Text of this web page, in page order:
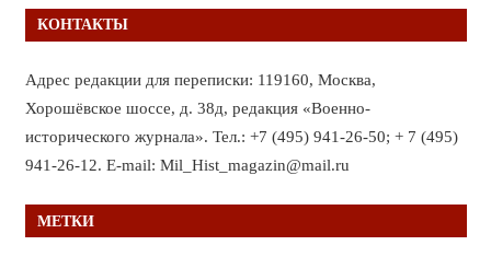
КОНТАКТЫ
Адрес редакции для переписки: 119160, Москва,
Хорошёвское шоссе, д. 38д, редакция «Военно-
исторического журнала». Тел.: +7 (495) 941-26-50; + 7 (495)
941-26-12. E-mail: Mil_Hist_magazin@mail.ru
МЕТКИ